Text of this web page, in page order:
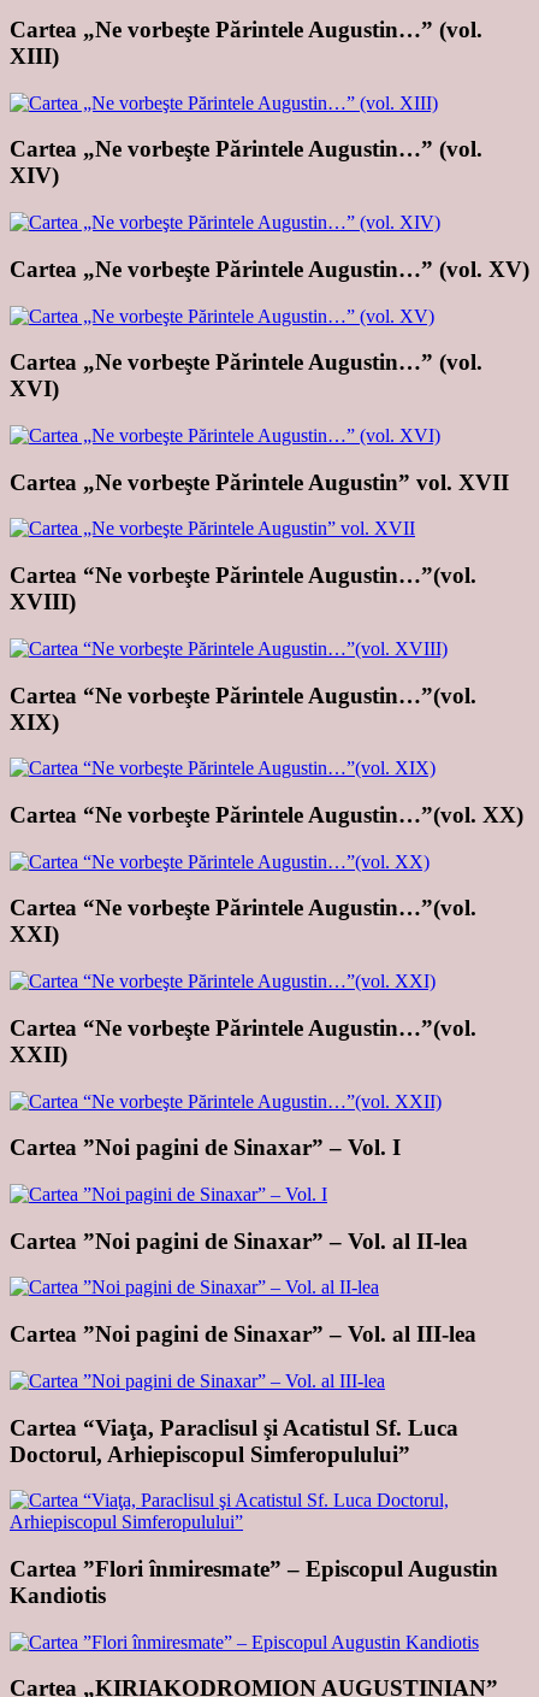
Cartea „Ne vorbeşte Părintele Augustin…” (vol.
XIII)
Cartea „Ne vorbeşte Părintele Augustin…” (vol.
XIV)
Cartea „Ne vorbeşte Părintele Augustin…” (vol. XV)
Cartea „Ne vorbeşte Părintele Augustin…” (vol.
XVI)
Cartea „Ne vorbeşte Părintele Augustin” vol. XVII
Cartea “Ne vorbeşte Părintele Augustin…”(vol.
XVIII)
Cartea “Ne vorbeşte Părintele Augustin…”(vol.
XIX)
Cartea “Ne vorbeşte Părintele Augustin…”(vol. XX)
Cartea “Ne vorbeşte Părintele Augustin…”(vol.
XXI)
Cartea “Ne vorbeşte Părintele Augustin…”(vol.
XXII)
Cartea ”Noi pagini de Sinaxar” – Vol. I
Cartea ”Noi pagini de Sinaxar” – Vol. al II-lea
Cartea ”Noi pagini de Sinaxar” – Vol. al III-lea
Cartea “Viaţa, Paraclisul şi Acatistul Sf. Luca
Doctorul, Arhiepiscopul Simferopulului”
Cartea ”Flori înmiresmate” – Episcopul Augustin
Kandiotis
Cartea „KIRIAKODROMION AUGUSTINIAN”